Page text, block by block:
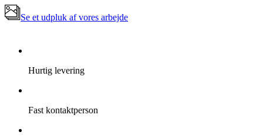
Se et udpluk af vores arbejde
Hurtig levering
Fast kontaktperson